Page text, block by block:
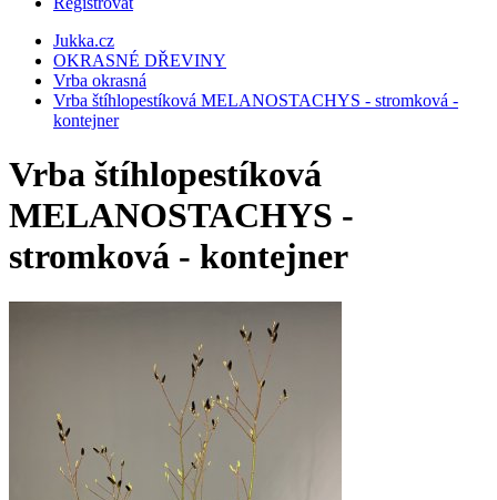
Jukka.cz
OKRASNÉ DŘEVINY
Vrba okrasná
Vrba štíhlopestíková MELANOSTACHYS - stromková -
kontejner
Vrba štíhlopestíková
MELANOSTACHYS -
stromková - kontejner